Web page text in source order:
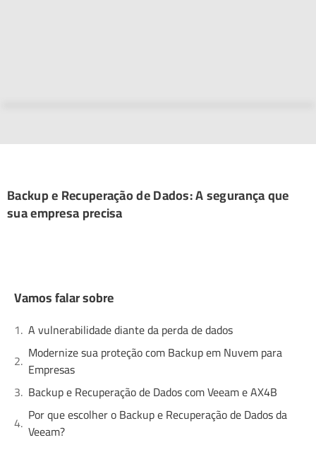
Backup e Recuperação de Dados: A segurança que
sua empresa precisa
Vamos falar sobre
A vulnerabilidade diante da perda de dados
Modernize sua proteção com Backup em Nuvem para
Empresas
Backup e Recuperação de Dados com Veeam e AX4B
Por que escolher o Backup e Recuperação de Dados da
Veeam?